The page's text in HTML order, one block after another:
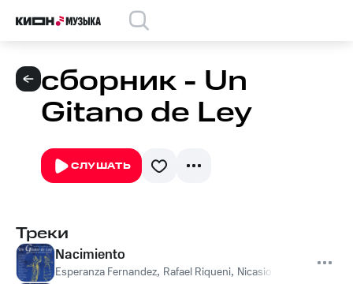
сборник - Un
Gitano de Ley
СЛУШАТЬ
Треки
Nacimiento
Esperanza Fernandez, Rafael Riqueni, Nicasio Moreno